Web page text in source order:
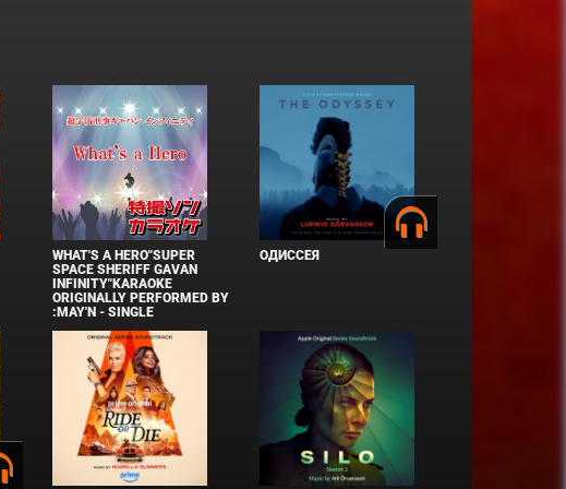
WHAT'S A HERO"SUPER
SPACE SHERIFF GAVAN
INFINITY"KARAOKE
ORIGINALLY PERFORMED BY
:MAY'N - SINGLE
ОДИССЕЯ